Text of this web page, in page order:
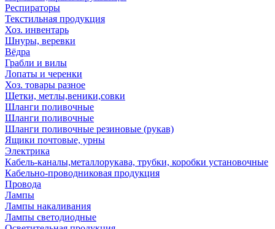
Респираторы
Текстильная продукция
Хоз. инвентарь
Шнуры, веревки
Вёдра
Грабли и вилы
Лопаты и черенки
Хоз. товары разное
Щетки, метлы,веники,совки
Шланги поливочные
Шланги поливочные
Шланги поливочные резиновые (рукав)
Ящики почтовые, урны
Электрика
Кабель-каналы,металлорукава, трубки, коробки установочные
Кабельно-проводниковая продукция
Провода
Лампы
Лампы накаливания
Лампы светодиодные